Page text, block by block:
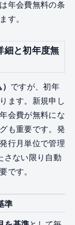
年会費無料の条
す。
細と初年度無
ですが、初年
ます。新規申し
会費が無料にな
も重要です。発
行月単位で管理
さない限り自動
です。
準